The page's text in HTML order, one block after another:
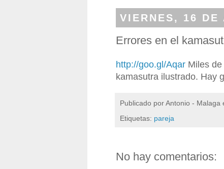
VIERNES, 16 DE
Errores en el
http://goo.gl/Aqar Miles
kamasutra ilustrado. Hay
Publicado porAntonio - Malaga
Etiquetas: pareja
No hay comentarios: